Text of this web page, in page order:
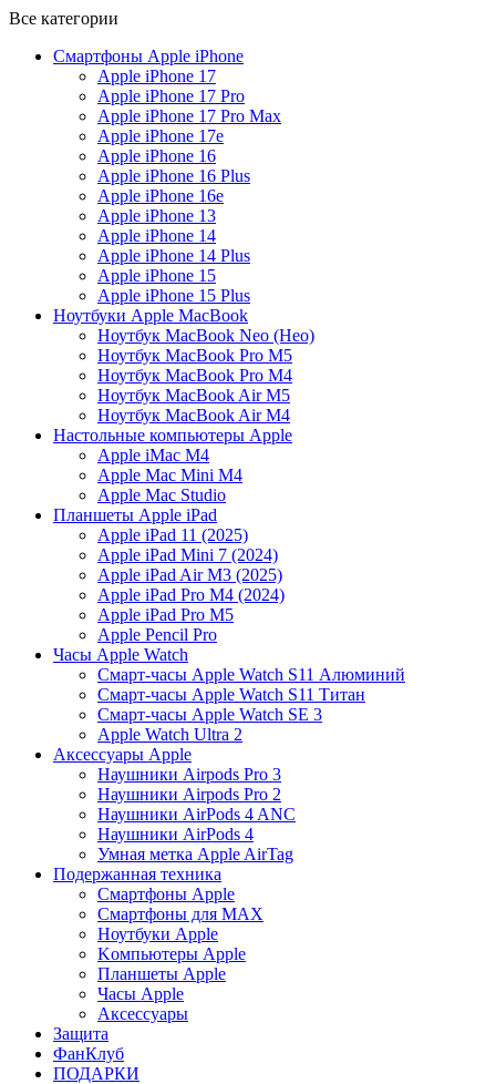
Все категории
Cмартфоны Apple iPhone
Apple iPhone 17
Apple iPhone 17 Pro
Apple iPhone 17 Pro Max
Apple iPhone 17e
Apple iPhone 16
Apple iPhone 16 Plus
Apple iPhone 16e
Apple iPhone 13
Apple iPhone 14
Apple iPhone 14 Plus
Apple iPhone 15
Apple iPhone 15 Plus
Ноутбуки Apple MacBook
Ноутбук MacBook Neo (Нeо)
Ноутбук MacBook Pro M5
Ноутбук MacBook Pro M4
Ноутбук MacBook Air M5
Ноутбук MacBook Air M4
Настольные компьютеры Apple
Apple iMac М4
Apple Mac Mini M4
Apple Mac Studio
Планшеты Apple iPad
Apple iPad 11 (2025)
Apple iPad Mini 7 (2024)
Apple iPad Air M3 (2025)
Apple iPad Pro M4 (2024)
Apple iPad Pro M5
Apple Pencil Pro
Часы Apple Watch
Смарт-часы Apple Watch S11 Алюминий
Смарт-часы Apple Watch S11 Титан
Смарт-часы Apple Watch SE 3
Apple Watch Ultra 2
Аксессуары Apple
Наушники Airpods Pro 3
Наушники Airpods Pro 2
Наушники AirPods 4 ANC
Наушники AirPods 4
Умная метка Apple AirTag
Подержанная техника
Cмартфоны Apple
Смартфоны для MAX
Hоутбуки Apple
Kомпьютеры Apple
Планшеты Apple
Часы Apple
Аксессуары
Защита
ФанКлуб
ПОДАРКИ